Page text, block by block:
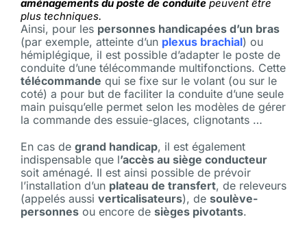
aménagements du poste de conduite peuvent être
plus techniques.
Ainsi, pour les personnes handicapées d’un bras
(par exemple, atteinte d’un plexus brachial) ou
hémiplégique, il est possible d’adapter le poste de
conduite d’une télécommande multifonctions. Cette
télécommande qui se fixe sur le volant (ou sur le
coté) a pour but de faciliter la conduite d’une seule
main puisqu’elle permet selon les modèles de gérer
la commande des essuie-glaces, clignotants …
En cas de grand handicap, il est également
indispensable que l’accès au siège conducteur
soit aménagé. Il est ainsi possible de prévoir
l’installation d’un plateau de transfert, de releveurs
(appelés aussi verticalisateurs), de soulève-
personnes ou encore de sièges pivotants.